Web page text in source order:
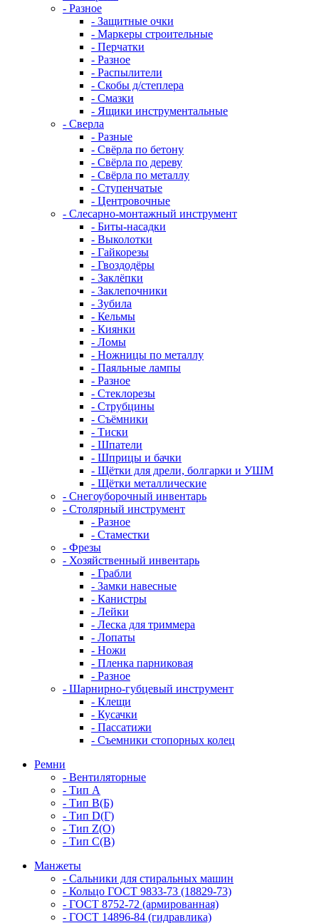
- Разное
- Защитные очки
- Маркеры строительные
- Перчатки
- Разное
- Распылители
- Скобы д/степлера
- Смазки
- Ящики инструментальные
- Сверла
- Разные
- Свёрла по бетону
- Свёрла по дереву
- Свёрла по металлу
- Ступенчатые
- Центровочные
- Слесарно-монтажный инструмент
- Биты-насадки
- Выколотки
- Гайкорезы
- Гвоздодёры
- Заклёпки
- Заклепочники
- Зубила
- Кельмы
- Киянки
- Ломы
- Ножницы по металлу
- Паяльные лампы
- Разное
- Стеклорезы
- Струбцины
- Съёмники
- Тиски
- Шпатели
- Шприцы и бачки
- Щётки для дрели, болгарки и УШМ
- Щётки металлические
- Снегоуборочный инвентарь
- Столярный инструмент
- Разное
- Стаместки
- Фрезы
- Хозяйственный инвентарь
- Грабли
- Замки навесные
- Канистры
- Лейки
- Леска для триммера
- Лопаты
- Ножи
- Пленка парниковая
- Разное
- Шарнирно-губцевый инструмент
- Клещи
- Кусачки
- Пассатижи
- Съемники стопорных колец
Ремни
- Вентиляторные
- Тип A
- Тип B(Б)
- Тип D(Г)
- Тип Z(O)
- Тип С(В)
Манжеты
- Сальники для стиральных машин
- Кольцо ГОСТ 9833-73 (18829-73)
- ГОСТ 8752-72 (армированная)
- ГОСТ 14896-84 (гидравлика)